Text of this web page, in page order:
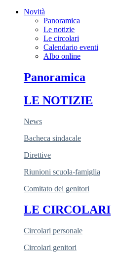
Novità
Panoramica
Le notizie
Le circolari
Calendario eventi
Albo online
Panoramica
LE NOTIZIE
News
Bacheca sindacale
Direttive
Riunioni scuola-famiglia
Comitato dei genitori
LE CIRCOLARI
Circolari personale
Circolari genitori